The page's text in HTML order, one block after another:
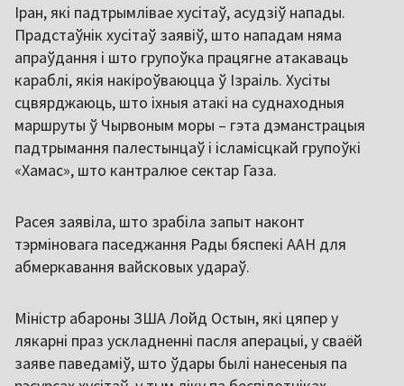
Іран, які падтрымлівае хусітаў, асудзіў напады.
Прадстаўнік хусітаў заявіў, што нападам няма
апраўдання і што групоўка працягне атакаваць
караблі, якія накіроўваюцца ў Ізраіль. Хусіты
сцвярджаюць, што іхныя атакі на суднаходныя
маршруты ў Чырвоным моры – гэта дэманстрацыя
падтрымання палестынцаў і ісламісцкай групоўкі
«Хамас», што кантралюе сектар Газа.
Расея заявіла, што зрабіла запыт наконт
тэрміновага паседжання Рады бяспекі ААН для
абмеркавання вайсковых удараў.
Міністр абароны ЗША Лойд Остын, які цяпер у
лякарні праз ускладненні пасля аперацыі, у сваёй
заяве паведаміў, што ўдары былі нанесеныя па